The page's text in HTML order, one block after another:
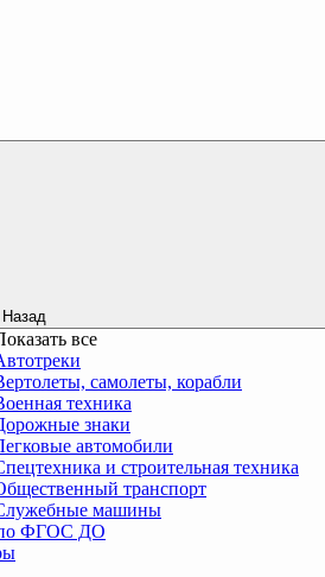
Назад
все
самолеты, корабли
техника
знаки
автомобили
и строительная техника
транспорт
машины
ФГОС ДО